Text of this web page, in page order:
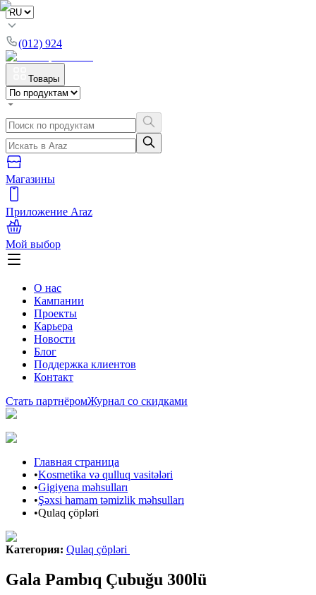
(012) 924
Товары
Магазины
Приложение Araz
Мой выбор
О нас
Кампании
Проекты
Карьера
Новости
Блог
Поддержка клиентов
Контакт
Стать партнёромЖурнал со скидками
Главная страница
•Kosmetika və qulluq vasitələri
•Gigiyena məhsulları
•Şəxsi hamam təmizlik məhsulları
•Qulaq çöpləri
Категория: Qulaq çöpləri
Gala Pambıq Çubuğu 300lü